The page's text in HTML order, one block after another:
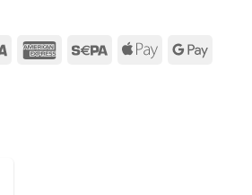
Visa
American Sepa
Apple
Google